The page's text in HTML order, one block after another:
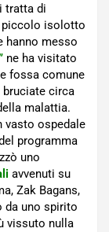
tratta di
piccolo isolotto
hanno messo
ne ha visitato
fossa comune
bruciate circa
malattia.
vasto ospedale
programma
uno
avvenuti su
Zak Bagans,
da uno spirito
vissuto nulla